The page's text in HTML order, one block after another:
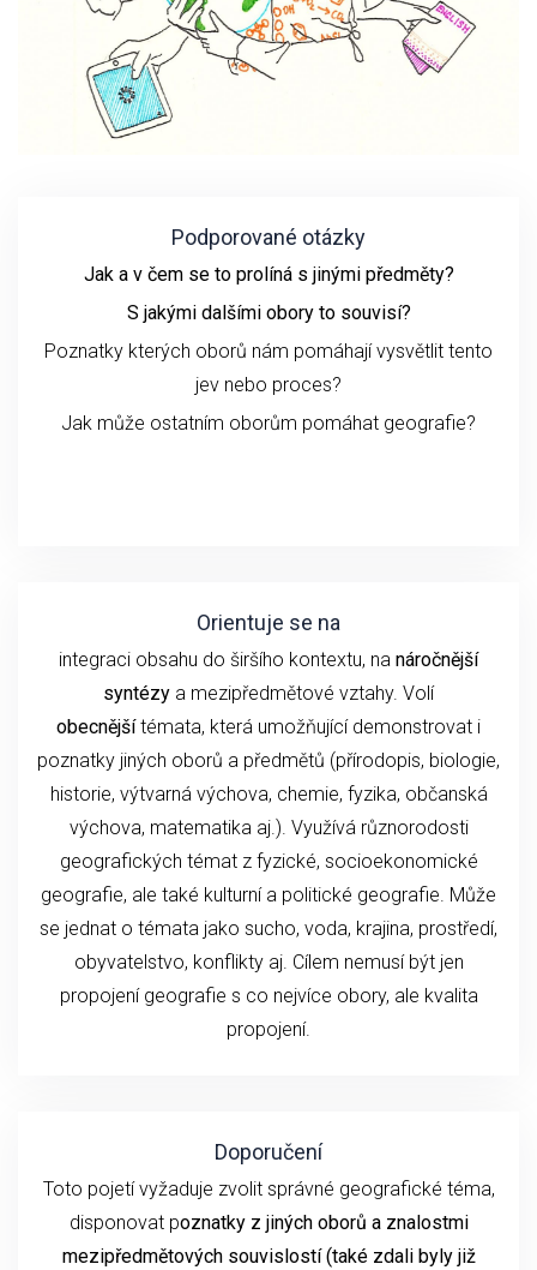
Podporované otázky
Jak a v čem se to prolíná s jinými předměty?
S jakými dalšími obory to souvisí?
Poznatky kterých oborů nám pomáhají vysvětlit tento
jev nebo proces?
Jak může ostatním oborům pomáhat geografie?
Orientuje se na
integraci obsahu do širšího kontextu, na náročnější
syntézy a mezipředmětové vztahy. Volí
obecnějšítémata, která umožňující demonstrovat i
poznatky jiných oborů a předmětů (přírodopis, biologie,
historie, výtvarná výchova, chemie, fyzika, občanská
výchova, matematika aj.). Využívá různorodosti
geografických témat z fyzické, socioekonomické
geografie, ale také kulturní a politické geografie. Může
se jednat o témata jako sucho, voda, krajina, prostředí,
obyvatelstvo, konflikty aj. Cílem nemusí být jen
propojení geografie s co nejvíce obory, ale kvalita
propojení.
Doporučení
Toto pojetí vyžaduje zvolit správné geografické téma,
disponovat poznatky z jiných oborů a znalostmi
mezipředmětových souvislostí (také zdali byly již